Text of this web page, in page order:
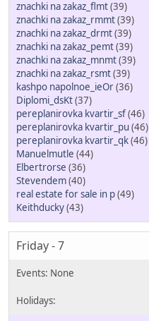
znachki na zakaz_flmt(39)
znachki na zakaz_rmmt(39)
znachki na zakaz_drmt(39)
znachki na zakaz_pemt(39)
znachki na zakaz_mnmt(39)
znachki na zakaz_rsmt(39)
kashpo napolnoe_ieOr(36)
Diplomi_dsKt(37)
pereplanirovka kvartir_sf(46)
pereplanirovka kvartir_pu (46)
pereplanirovka kvartir_qk(46)
Manuelmutle (44)
Elbertrorse (36)
Stevendem(40)
real estate for sale in p(49)
Keithducky(43)
Friday - 7